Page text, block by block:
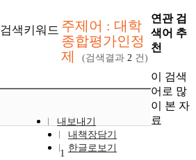
검색키워드 주제어 : 대학
종합평가인정
제
(검색결과 2 건)
내보내기
내책장담기
한글로보기
1
연관 검
색어 추
천
이 검색
어로 많
이 본 자
료